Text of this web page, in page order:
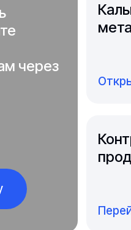
через